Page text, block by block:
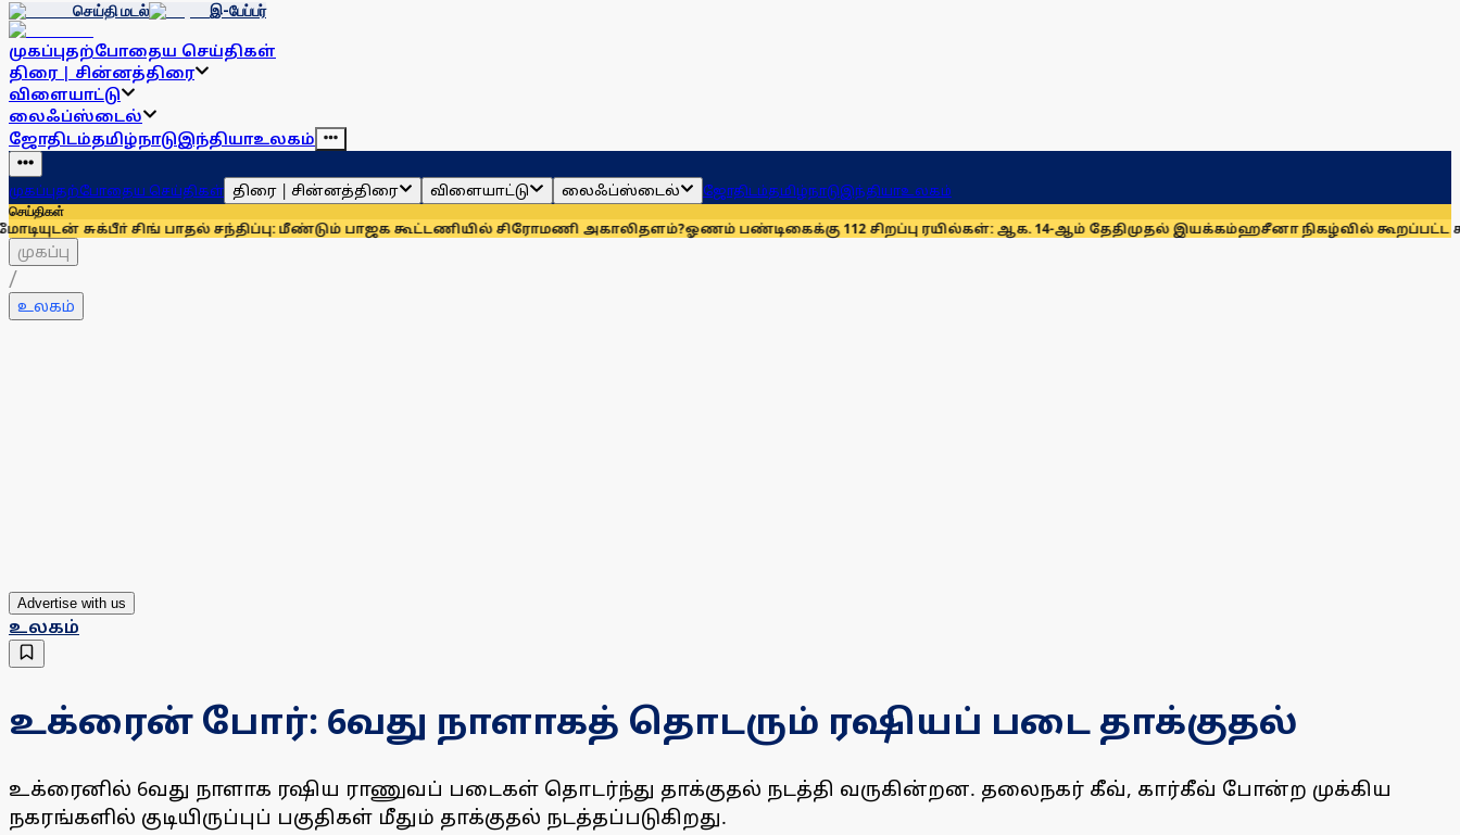
செய்தி மடல் இ-பேப்பர்
முகப்புதற்போதைய செய்திகள்
திரை | சின்னத்திரை
விளையாட்டு
லைஃப்ஸ்டைல்
ஜோதிடம்தமிழ்நாடுஇந்தியாஉலகம்
முகப்புதற்போதைய செய்திகள் திரை | சின்னத்திரை விளையாட்டு லைஃப்ஸ்டைல் ஜோதிடம்தமிழ்நாடுஇந்தியாஉலகம்
செய்திகள்
சிங் பாதல் சந்திப்பு: மீண்டும் பாஜக கூட்டணியில் சிரோமணி அகாலிதளம்?ஓணம் பண்டிகைக்கு 112 சிறப்பு ரயில்கள்: ஆக. 14-ஆம் தேதிமுதல் இயக்கம்ஹசீனா நிகழ்வில் கூறப்பட்ட கருத்துகளை
முகப்பு
/
உலகம்
Advertise with us
உலகம்
உக்ரைன் போர்: 6வது நாளாகத் தொடரும் ரஷியப் படை தாக்குதல்
உக்ரைனில் 6வது நாளாக ரஷிய ராணுவப் படைகள் தொடர்ந்து தாக்குதல் நடத்தி வருகின்றன. தலைநகர் கீவ், கார்கீவ் போன்ற முக்கிய
நகரங்களில் குடியிருப்புப் பகுதிகள் மீதும் தாக்குதல் நடத்தப்படுகிறது.